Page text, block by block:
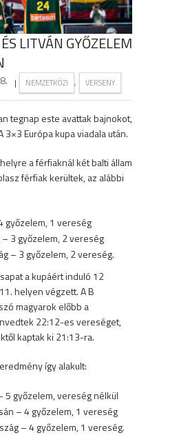
LITVÁN GYŐZELEM
| NEMZETKÖZI , VERSENY
tegnap este avattak bajnokot,
3×3 Európa kupa viadala után.
a férfiaknál két balti állam
férfiak kerültek, az alábbi
győzelem, 1 vereség
3 győzelem, 2 vereség
– 3 győzelem, 2 vereség.
a kupáért induló 12
helyen végzett. A B
magyarok előbb a
22:12-es vereséget,
kaptak ki 21:13-ra.
így alakult:
5 győzelem, vereség nélkül
– 4 győzelem, 1 vereség
– 4 győzelem, 1 vereség.